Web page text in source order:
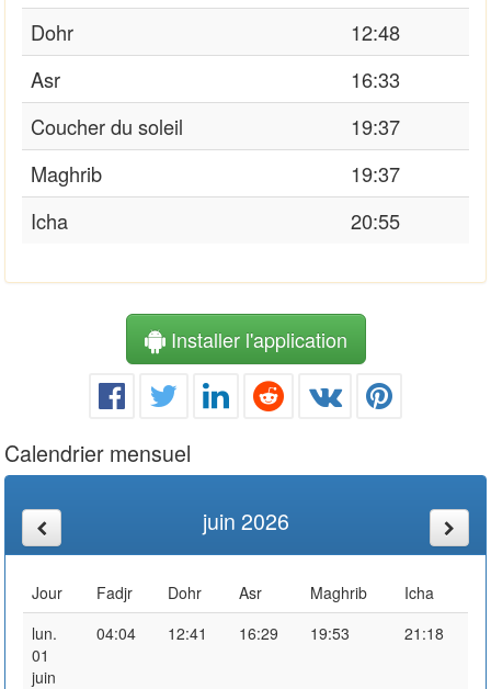
Dohr
12:48
Asr
16:33
Coucher du soleil
19:37
Maghrib
19:37
Icha
20:55
Installer l'application
Calendrier mensuel
juin 2026
Jour Fadjr Dohr Asr Maghrib
Icha
lun.
01
juin
04:04 12:41 16:29 19:53 21:18